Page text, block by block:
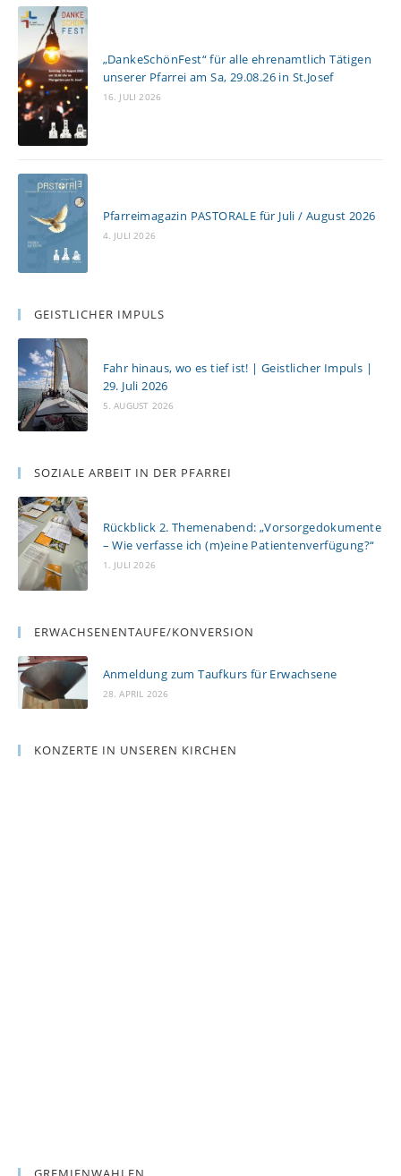
„DankeSchönFest“ für alle ehrenamtlich Tätigen
unserer Pfarrei am Sa, 29.08.26 in St.Josef
16. JULI 2026
Pfarreimagazin PASTORALE für Juli / August 2026
4. JULI 2026
GEISTLICHER IMPULS
Fahr hinaus, wo es tief ist! | Geistlicher Impuls |
29. Juli 2026
5. AUGUST 2026
SOZIALE ARBEIT IN DER PFARREI
Rückblick 2. Themenabend: „Vorsorgedokumente
– Wie verfasse ich (m)eine Patientenverfügung?“
1. JULI 2026
ERWACHSENENTAUFE/KONVERSION
Anmeldung zum Taufkurs für Erwachsene
28. APRIL 2026
KONZERTE IN UNSEREN KIRCHEN